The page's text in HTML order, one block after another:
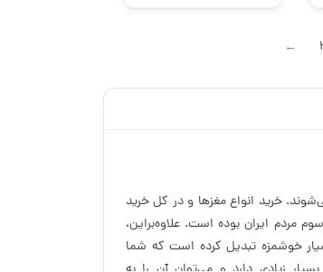
→
خرید انواع مغزها و در کل خرید
مردم ایران بوده است. علاوه‌براین،
خوشمزه تبدیل کرده است که شما